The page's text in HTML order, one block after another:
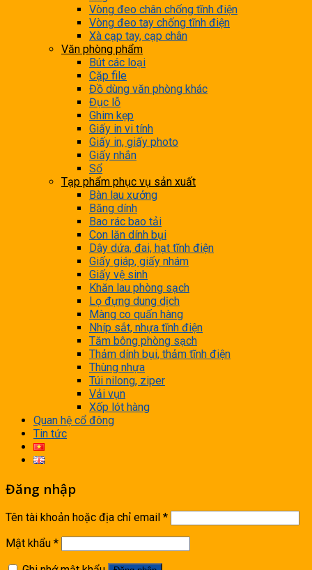
Vòng đeo chân chống tĩnh điện
Vòng đeo tay chống tĩnh điện
Xà cạp tay, cạp chân
Văn phòng phẩm
Bút các loại
Cặp file
Đồ dùng văn phòng khác
Đục lỗ
Ghim kẹp
Giấy in vi tính
Giấy in, giấy photo
Giấy nhắn
Sổ
Tạp phẩm phục vụ sản xuất
Bàn lau xưởng
Băng dính
Bao rác bao tải
Con lăn dính bụi
Dây dứa, đai, hạt tĩnh điện
Giấy giáp, giấy nhám
Giấy vệ sinh
Khăn lau phòng sạch
Lọ đựng dung dịch
Màng co quấn hàng
Nhíp sắt, nhựa tĩnh điện
Tăm bông phòng sạch
Thảm dính bụi, thảm tĩnh điện
Thùng nhựa
Túi nilong, ziper
Vải vụn
Xốp lót hàng
Quan hệ cổ đông
Tin tức
Đăng nhập
Tên tài khoản hoặc địa chỉ email *
Mật khẩu *